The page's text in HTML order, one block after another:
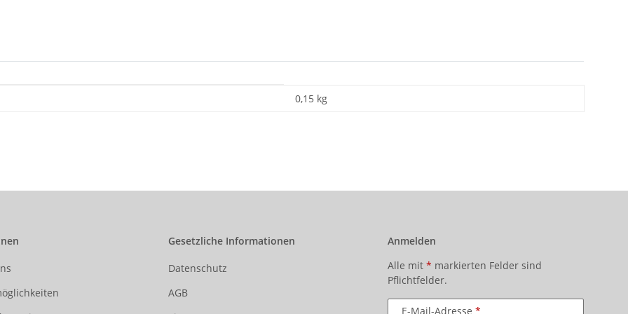
0,15 kg
Gesetzliche Informationen
Datenschutz
AGB
Anmelden
Alle mit * markierten Felder sind
Pflichtfelder.
E-Mail-Adresse